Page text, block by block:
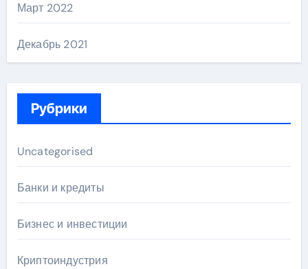
Март 2022
Декабрь 2021
Рубрики
Uncategorised
Банки и кредиты
Бизнес и инвестиции
Криптоиндустрия